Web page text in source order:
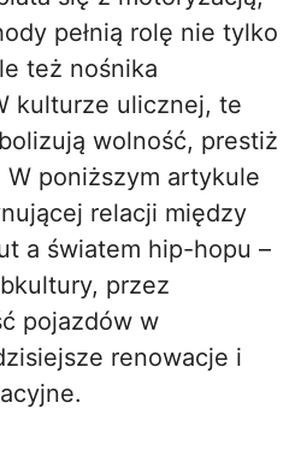
pełnią rolę nie tylko
też nośnika
kulturze ulicznej, te
wolność, prestiż
poniższym artykule
relacji między
a światem hip-hopu –
przez
pojazdów w
renowacje i